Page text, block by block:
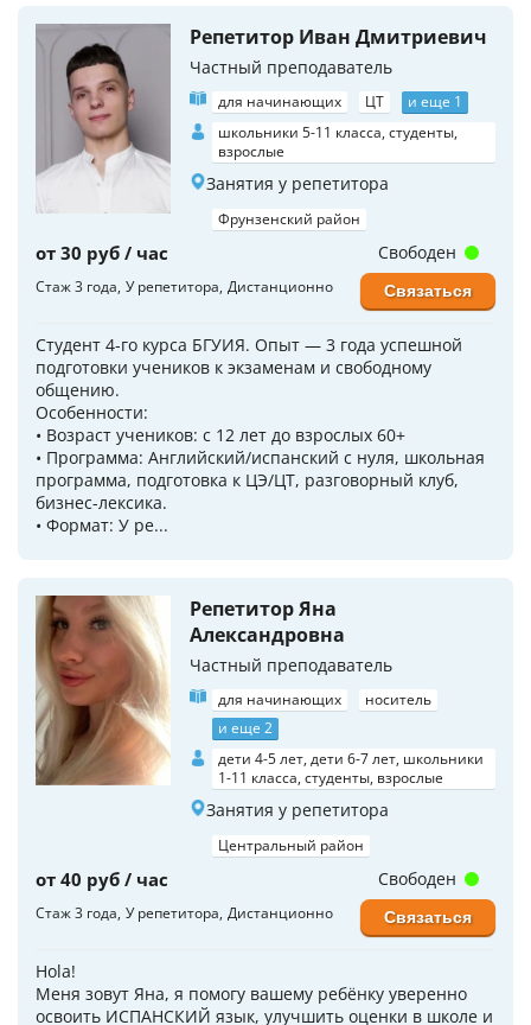
Репетитор Иван Дмитриевич
Частный преподаватель
для начинающих ЦТ
и еще 1
школьники 5-11 класса, студенты,
взрослые
Занятия у репетитора
Фрунзенский район
от 30 руб / час
Стаж 3 года У репетитора Дистанционно
Студент 4-го курса БГУИЯ. Опыт — 3 года успешной
подготовки учеников к экзаменам и свободному
общению.
Особенности:
• Возраст учеников: с 12 лет до взрослых 60+
• Программа: Английский/испанский с нуля, школьная
программа, подготовка к ЦЭ/ЦТ, разговорный клуб,
бизнес-лексика.
• Формат: У ре...
Свободен
Связаться
Репетитор Яна
Александровна
Частный преподаватель
для начинающих
носитель
и еще 2
дети 4-5 лет, дети 6-7 лет, школьники
1-11 класса, студенты, взрослые
Занятия у репетитора
Центральный район
от 40 руб / час
Стаж 3 года У репетитора Дистанционно
Hola!
Меня зовут Яна, я помогу вашему ребёнку уверенно
освоить ИСПАНСКИЙ язык, улучшить оценки в школе и
Свободен
Связаться